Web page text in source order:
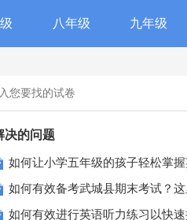
八年级 九年级
决的问题
如何让小学五年级的孩子轻松掌握
如何有效备考武城县期末考试？
如何有效进行英语听力练习以快速